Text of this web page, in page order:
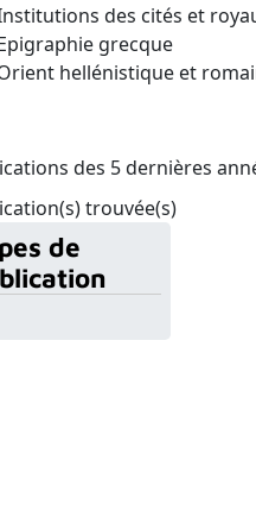
des cités et
grecque
hellénistique et
des 5 dernières